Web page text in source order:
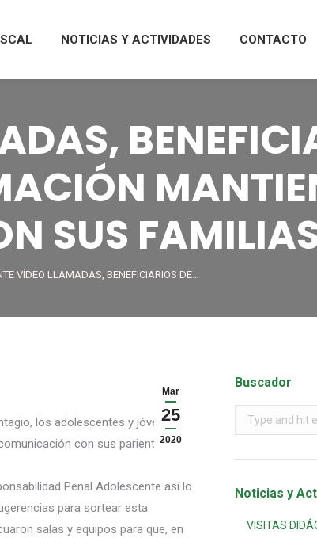
NOTICIAS Y ACTIVIDADES CONTACTO
SUS
VÍDEO LLAMADAS, BENEFICIARIOS DE…
Mar
25
2020
los adolescentes y jóvenes
con sus parientes y
Penal Adolescente así lo
para sortear esta
salas y equipos para que, en
Buscador
Noticias y
VISITAS